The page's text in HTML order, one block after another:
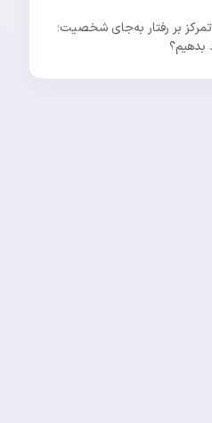
بر رفتار به‌جای شخصیت؛
بدهیم؟